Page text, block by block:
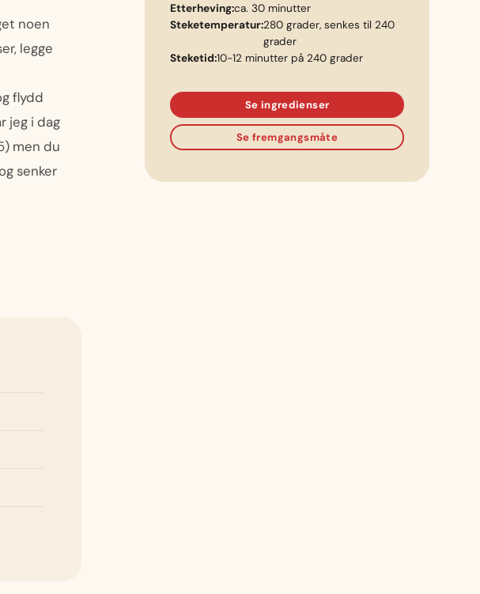
noen
legge
flydd
jeg i dag
men du
senker
Etterheving:ca. 30 minutter
Steketemperatur:280 grader, senkes til 240
grader
Steketid:10-12 minutter på 240 grader
Se ingredienser
Se fremgangsmåte